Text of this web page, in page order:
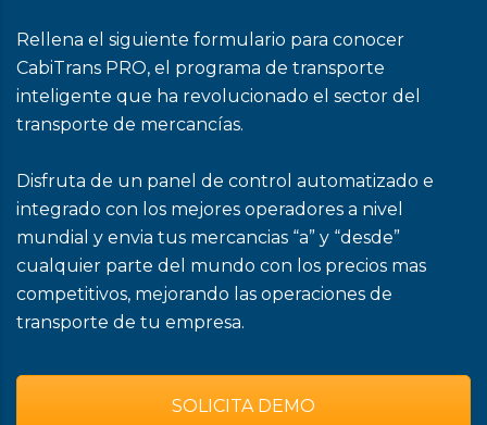
Rellena el siguiente formulario para conocer
CabiTrans PRO, el programa de transporte
inteligente que ha revolucionado el sector del
transporte de mercancías.
Disfruta de un panel de control automatizado e
integrado con los mejores operadores a nivel
mundial y envia tus mercancias “a” y “desde”
cualquier parte del mundo con los precios mas
competitivos, mejorando las operaciones de
transporte de tu empresa.
SOLICITA DEMO